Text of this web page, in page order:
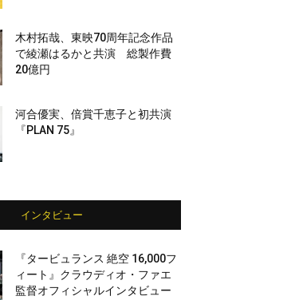
木村拓哉、東映70周年記念作品
で綾瀬はるかと共演 総製作費
20億円
河合優実、倍賞千恵子と初共演
『PLAN 75』
インタビュー
『タービュランス 絶空 16,000フ
ィート』クラウディオ・ファエ
監督オフィシャルインタビュー